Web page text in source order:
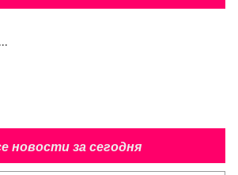
новости за сегодня